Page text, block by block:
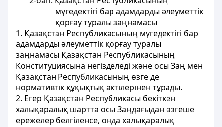
мүгедектігі бар адамдарды әлеуметтiк
қорғау туралы заңнамасы
1. Қазақстан Республикасының мүгедектігі бар
адамдарды әлеуметтiк қорғау туралы
заңнамасы Қазақстан Республикасының
Конституциясына негiзделедi және осы Заң мен
Қазақстан Республикасының өзге де
нормативтiк құқықтық актілерінен тұрады.
2. Егер Қазақстан Республикасы бекiткен
халықаралық шартта осы Заңдағыдан өзгеше
ережелер белгiленсе, онда халықаралық